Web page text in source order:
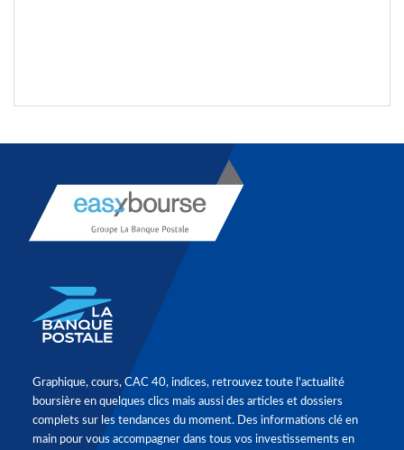
Graphique, cours, CAC 40, indices, retrouvez toute l'actualité
boursière en quelques clics mais aussi des articles et dossiers
complets sur les tendances du moment. Des informations clé en
main pour vous accompagner dans tous vos investissements en